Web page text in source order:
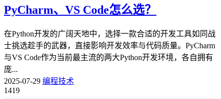
PyCharm、VS Code怎么选？
在Python开发的广阔天地中，选择一款合适的开发工具如同战
士挑选趁手的武器，直接影响开发效率与代码质量。PyCharm
与VS Code作为当前最主流的两大Python开发环境，各自拥有
庞...
2025-07-29 编程技术
1419